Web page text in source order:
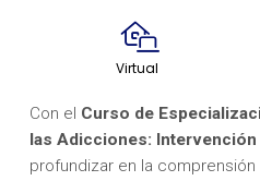
Virtual
Con el Curso de
las Adicciones: Intervención
profundizar en la